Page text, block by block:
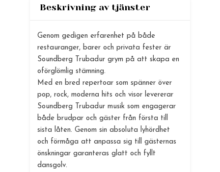
Beskrivning av tjänster
Genom gedigen erfarenhet på både
restauranger, barer och privata fester är
Soundberg Trubadur grym på att skapa en
oförglömlig stämning.
Med en bred repertoar som spänner över
pop, rock, moderna hits och visor levererar
Soundberg Trubadur musik som engagerar
både brudpar och gäster från första till
sista låten. Genom sin absoluta lyhördhet
och förmåga att anpassa sig till gästernas
önskningar garanteras glatt och fyllt
dansgolv.